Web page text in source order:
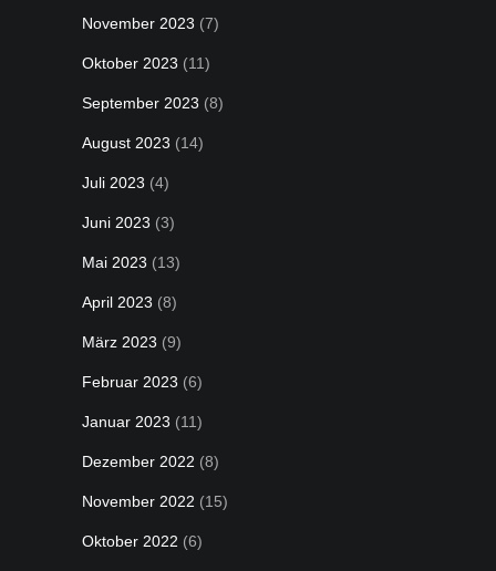
November 2023 (7)
Oktober 2023 (11)
September 2023 (8)
August 2023 (14)
Juli 2023 (4)
Juni 2023 (3)
Mai 2023 (13)
April 2023 (8)
März 2023 (9)
Februar 2023 (6)
Januar 2023 (11)
Dezember 2022 (8)
November 2022 (15)
Oktober 2022 (6)